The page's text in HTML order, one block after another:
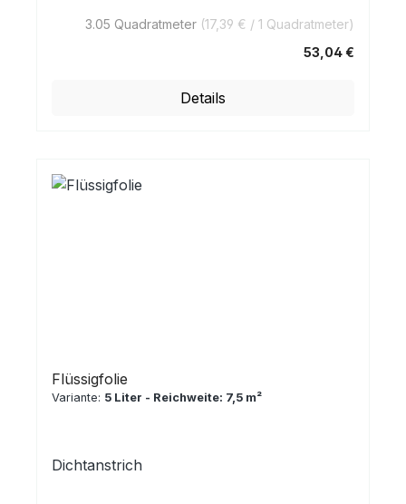
3.05 Quadratmeter (17,39 € / 1 Quadratmeter)
53,04 €
Details
Flüssigfolie
Variante: 5 Liter - Reichweite: 7,5 m²
Dichtanstrich